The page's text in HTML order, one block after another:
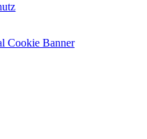
Cookie Banner